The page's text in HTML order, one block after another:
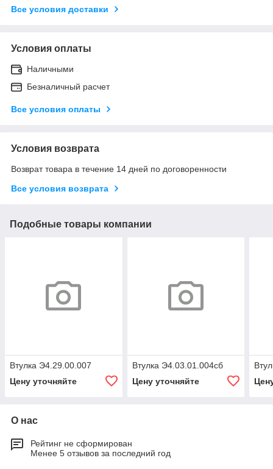
Все условия доставки
Условия оплаты
Наличными
Безналичный расчет
Все условия оплаты
Условия возврата
Возврат товара в течение 14 дней по договоренности
Все условия возврата
Подобные товары компании
Втулка Э4.29.00.007
Цену уточняйте
Втулка Э4.03.01.004сб
Цену уточняйте
О нас
Рейтинг не сформирован
Менее 5 отзывов за последний год